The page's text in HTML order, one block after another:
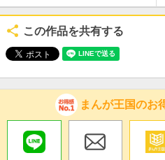
この作品を共有する
まんが王国のお